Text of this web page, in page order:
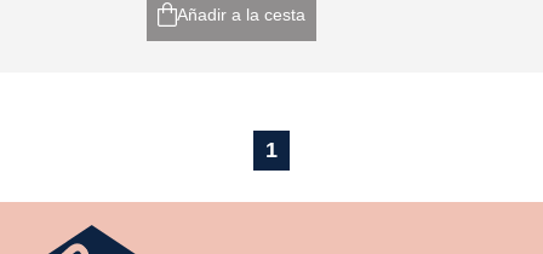
Añadir a la cesta
1